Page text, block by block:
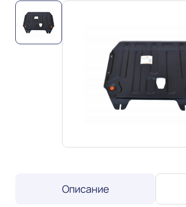
Описание